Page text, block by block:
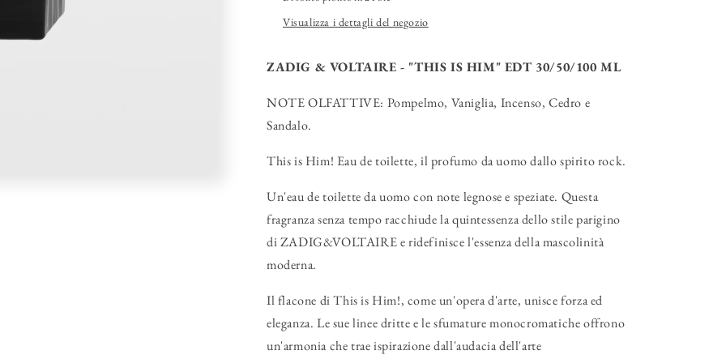
Visualizza i dettagli del negozio
ZADIG & VOLTAIRE - "THIS IS HIM" EDT 30/50/100 ML
NOTE OLFATTIVE: Pompelmo, Vaniglia, Incenso, Cedro e
Sandalo.
This is Him! Eau de toilette, il profumo da uomo dallo spirito rock.
Un'eau de toilette da uomo con note legnose e speziate. Questa
fragranza senza tempo racchiude la quintessenza dello stile parigino
di ZADIG&VOLTAIRE e ridefinisce l'essenza della mascolinità
moderna.
Il flacone di This is Him!, come un'opera d'arte, unisce forza ed
eleganza. Le sue linee dritte e le sfumature monocromatiche offrono
un'armonia che trae ispirazione dall'audacia dell'arte